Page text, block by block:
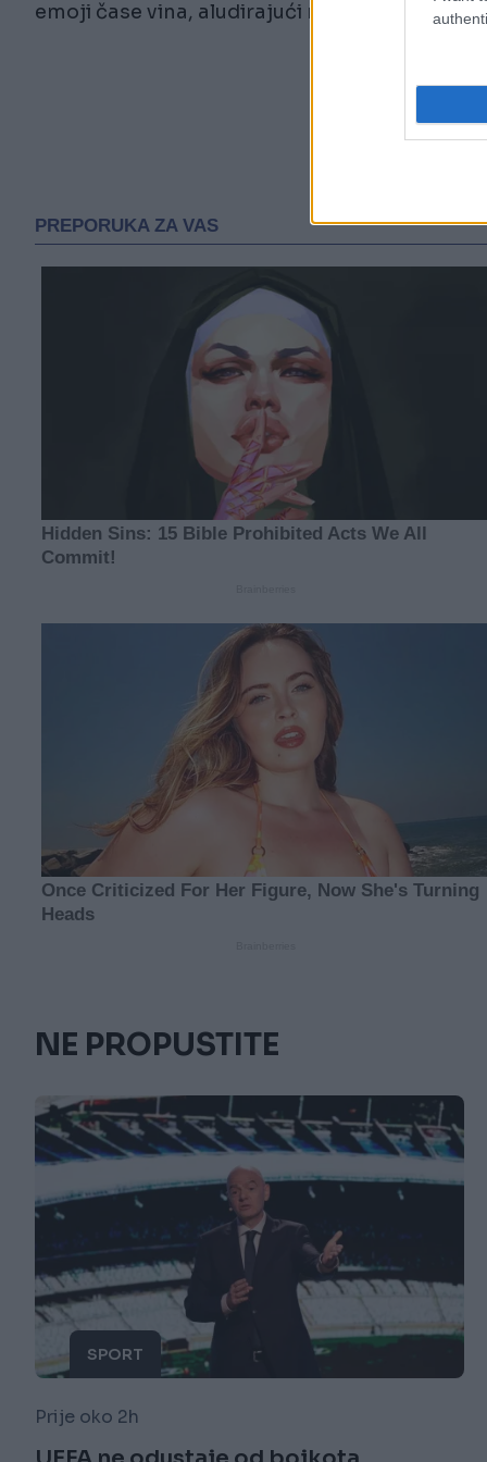
emoji čase vina, aludirajući na to da je Edin
NE PROPUSTITE
SPORT
Prije oko 2h